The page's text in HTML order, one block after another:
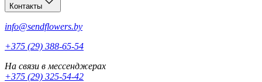
Контакты
info@sendflowers.by
+375 (29) 388-65-54
На связи в мессенджерах
+375 (29) 325-54-42